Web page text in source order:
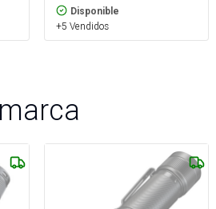
Disponible
+5 Vendidos